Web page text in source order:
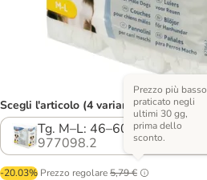
Scegli l'articolo (4 varianti)
Tg. M–L: 46–60 cm, 12 pz
977098.2
-20.03% Prezzo regolare5,79 €
Prezzo più basso
praticato negli
ultimi 30 gg,
prima dello
sconto.